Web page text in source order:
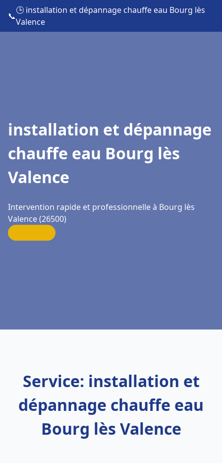
📞
🕒 installation et dépannage chauffe eau Bourg lès
Valence
installation et dépannage
chauffe eau Bourg lès
Valence
Intervention rapide et professionnelle à Bourg lès
Valence (26500)
Service: installation et
dépannage chauffe eau
Bourg lès Valence